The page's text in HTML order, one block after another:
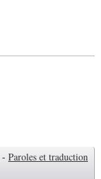
- Paroles et traduction